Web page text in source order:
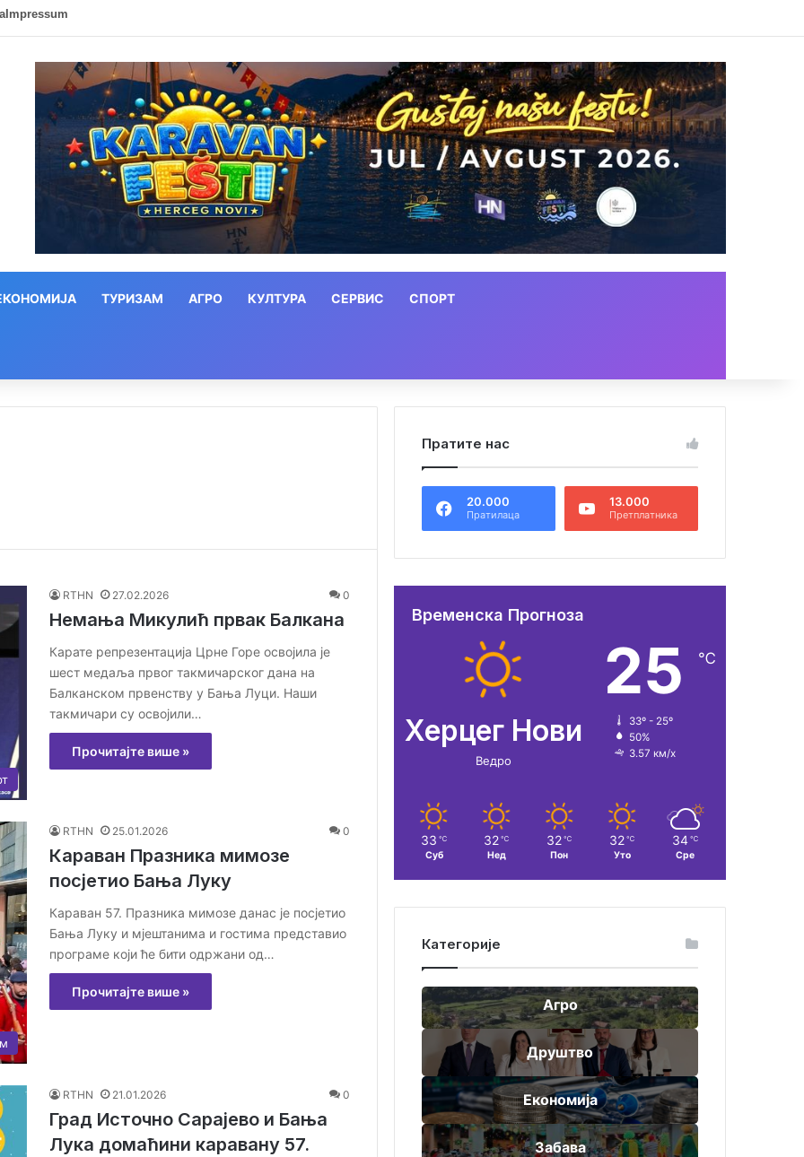
Impressum
ТУРИЗАМ АГРО КУЛТУРА СЕРВИС СПОРТ
RTHN 27.02.2026 0
Немања Микулић првак Балкана
Карате репрезентација Црне Горе освојила је
шест медаља првог такмичарског дана на
Балканском првенству у Бања Луци. Наши
такмичари су освојили…
Прочитајте више »
RTHN 25.01.2026 0
Караван Празника мимозе
посјетио Бања Луку
Караван 57. Празника мимозе данас је посјетио
Бања Луку и мјештанима и гостима представио
програме који ће бити одржани од…
Прочитајте више »
RTHN 21.01.2026 0
Град Источно Сарајево и Бања
Лука домаћини каравану 57.
Пратите нас
20.000
Пратилаца
13.000
Претплатника
Временска Прогноза
Херцег Нови
Ведро
25 ℃
33º - 25º
50%
3.57 км/х
33 ℃
Суб
32 ℃
Нед
32 ℃
Пон
32 ℃
Уто
34 ℃
Сре
Категорије
Агро
Друштво
Економија
Забава